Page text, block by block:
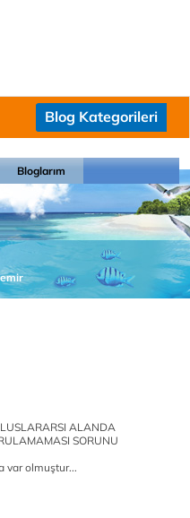
Blog Kategorileri
Bloglarım
ALANDA
SORUNU
var olmuştur...